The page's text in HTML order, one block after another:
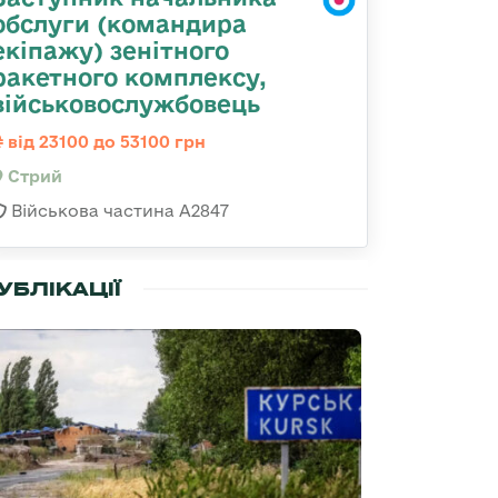
(командира
зенітного
комплексу,
від 23100 до 53100 грн
Стрий
Військова частина А2847